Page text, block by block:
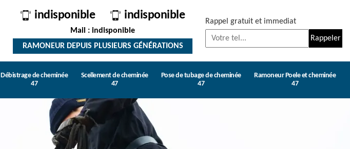
indisponible indisponible
Mail : indisponible
RAMONEUR DEPUIS PLUSIEURS GÉNÉRATIONS
Rappel gratuit et immediat
Débistrage de cheminée
47
Scellement de cheminée
47
Pose de tubage de cheminée
47
Ramoneur Poele et cheminée
47